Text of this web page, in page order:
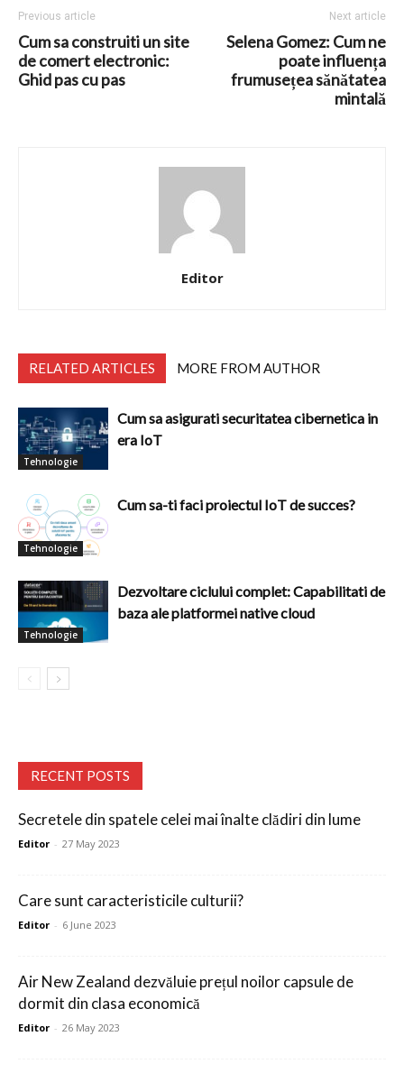
Previous article
Cum sa construiti un site
de comert electronic:
Ghid pas cu pas
Next article
Selena Gomez: Cum ne
poate influența
frumusețea sănătatea
mintală
Editor
RELATED ARTICLES MORE FROM AUTHOR
Tehnologie
Cum sa asigurati securitatea cibernetica in
era IoT
Tehnologie
Cum sa-ti faci proiectul IoT de succes?
Tehnologie
Dezvoltare ciclului complet: Capabilitati de
baza ale platformei native cloud
RECENT POSTS
Secretele din spatele celei mai înalte clădiri din lume
Editor - 27 May 2023
Care sunt caracteristicile culturii?
Editor - 6 June 2023
Air New Zealand dezvăluie prețul noilor capsule de
dormit din clasa economică
Editor - 26 May 2023